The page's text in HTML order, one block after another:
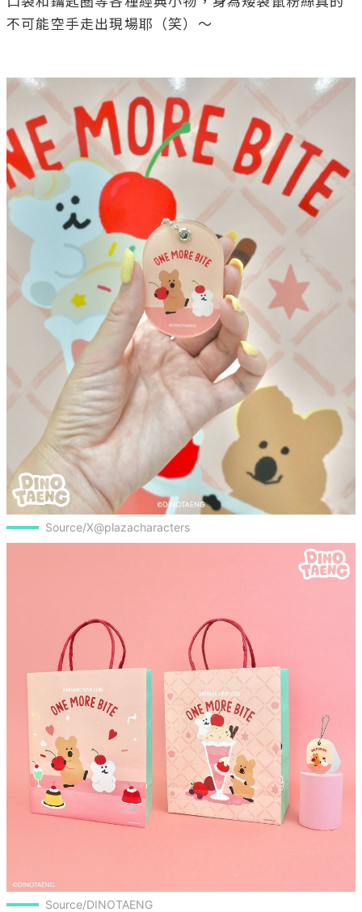
不可能空手走出現場耶（笑）～
Source/X@plazacharacters
Source/DINOTAENG